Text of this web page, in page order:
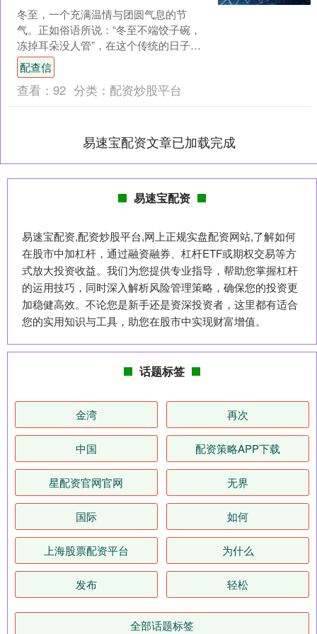
冬至，一个充满温情与团圆气息的节
气。正如俗语所说：“冬至不端饺子碗，
冻掉耳朵没人管”，在这个传统的日子
里，家家户户的餐桌上总少不了一盘热
气腾腾的饺子。今年冬至，....
配查信
查看： 92 分类： 配资炒股平台
易速宝配资文章已加载完成
易速宝配资
易速宝配资,配资炒股平台,网上正规实盘配资网站,了解如何
在股市中加杠杆，通过融资融券、杠杆ETF或期权交易等方
式放大投资收益。我们为您提供专业指导，帮助您掌握杠杆
的运用技巧，同时深入解析风险管理策略，确保您的投资更
加稳健高效。不论您是新手还是资深投资者，这里都有适合
您的实用知识与工具，助您在股市中实现财富增值。
话题标签
金湾 再次
中国 配资策略APP下载
星配资官网官网 无界
国际 如何
上海股票配资平台 为什么
发布 轻松
全部话题标签